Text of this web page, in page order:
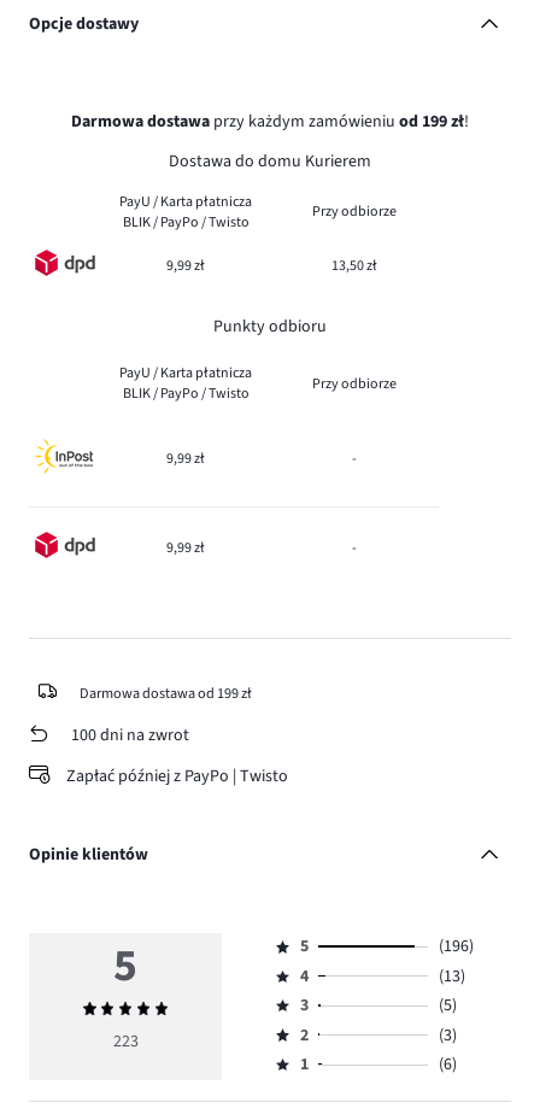
Opcje dostawy
Darmowa dostawa przy każdym zamówieniu od 199 zł!
Dostawa do domu Kurierem
PayU / Karta płatnicza
BLIK / PayPo / Twisto
Przy odbiorze
9,99 zł 13,50 zł
Punkty odbioru
PayU / Karta płatnicza
BLIK / PayPo / Twisto
Przy odbiorze
9,99 zł -
9,99 zł -
Darmowa dostawa od 199 zł
100 dni na zwrot
Zapłać później z PayPo | Twisto
Opinie klientów
5
Średnia
ocena
223
Ocena
5,
ilość
głosów
196.
5
(196)
Ocena
4,
ilość
głosów
4
(13)
Ocena
3,
ilość
3
(5)
Ocena
2,
2
(3)
Ocena
1,
1 (6)